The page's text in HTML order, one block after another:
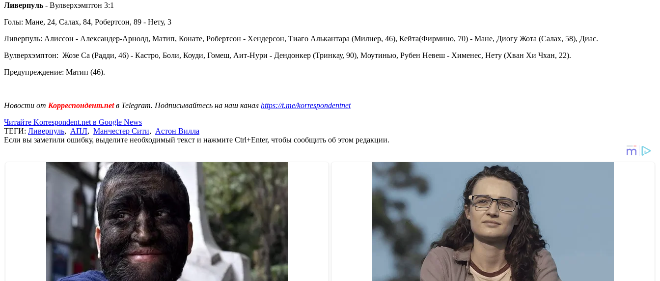
Ливерпуль - Вулверхэмптон 3:1
Голы: Мане, 24, Салах, 84, Робертсон, 89 - Нету, 3
Ливерпуль: Алиссон - Александер-Арнолд, Матип, Конате, Робертсон - Хендерсон, Тиаго Алькантара (Милнер, 46), Кейта(Фирмино, 70) - Мане, Диогу Жота (Салах, 58), Диас.
Вулверхэмптон: Жозе Са (Радди, 46) - Кастро, Боли, Коуди, Гомеш, Аит-Нури - Дендонкер (Тринкау, 90), Моутинью, Рубен Невеш - Хименес, Нету (Хван Хи Чхан, 22).
Предупреждение: Матип (46).
Новости от Корреспондент.netв Telegram. Подписывайтесь на наш канал https://t.me/korrespondentnet
Читайте Korrespondent.net в Google News
ТЕГИ: Ливерпуль, АПЛ, Манчестер Сити, Астон Вилла
Если вы заметили ошибку, выделите необходимый текст и нажмите Ctrl+Enter, чтобы сообщить об этом редакции.